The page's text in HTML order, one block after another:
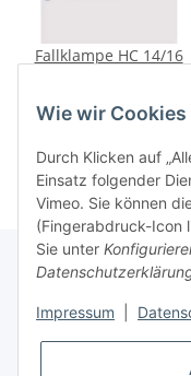
Fallklampe HC 14/16
Informationen
Gesetzliche
Wie wir Cookies
Durch Klicken auf
Einsatz folgender
Vimeo. Sie können
(Fingerabdruck-Icon
Sie unter
Impressum